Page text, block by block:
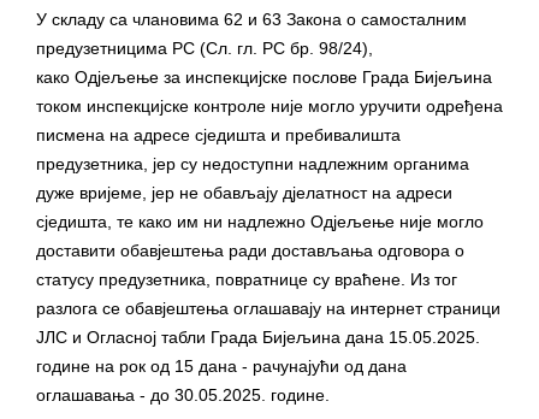
У складу са члановима 62 и 63 Закона о самосталним
предузетницима РС (Сл. гл. РС бр. 98/24),
како Од‌јељење за инспекцијске послове Града Бијељина
током инспекцијске контроле није могло уручити одређена
писмена на адресе сједишта и пребивалишта
предузетника, јер су недоступни надлежним органима
дуже вријеме, јер не обављају д‌јелатност на адреси
сједишта, те како им ни надлежно Од‌јељење није могло
доставити обавјештења ради достављања одговора о
статусу предузетника, повратнице су враћене. Из тог
разлога се обавјештења оглашавају на интернет страници
ЈЛС и Огласној табли Града Бијељина дана 15.05.2025.
године на рок од 15 дана - рачунајући од дана
оглашавања - до 30.05.2025. године.